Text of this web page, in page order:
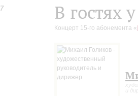
В гостях
Концерт 15-го абонемента «
и